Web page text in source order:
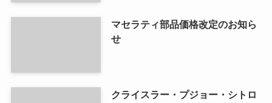
マセラティ部品価格改定のお知ら
せ
クライスラー・プジョー・シトロ